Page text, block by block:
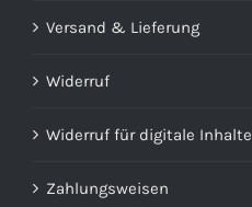
Versand & Lieferung
Widerruf
Widerruf für digitale Inhalte
Zahlungsweisen